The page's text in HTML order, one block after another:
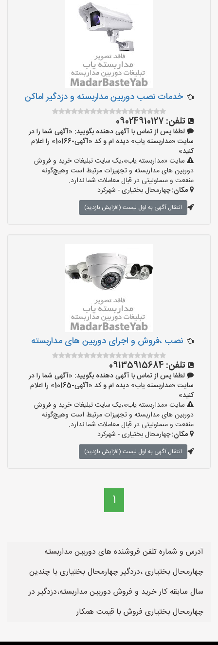
خدمات نصب دوربین مداربسته و دزدگیر اماکن
تلفن: 09024910127
لطفا پس از تماس با آگهی دهنده بگویید: «آگهی شما را در
سایت «مداربسته یاب» دیده ام و کد «آگهی-10166» را اعلام
کنید»
سایت «مداربسته یاب»،یک سایت تبلیغات خرید و فروش
دوربین های مداربسته و تجهیزات مرتبط است وهیچ‌گونه
منفعت و مسئولیتی در قبال معاملات شما ندارد.
مکان:چهارمحال بختیاری - شهرکرد
انتقال آگهی به اول لیست (افزایش بازدید)
نصب ،فروش و اجرای دوربین های مداربسته
تلفن: 09135915684
لطفا پس از تماس با آگهی دهنده بگویید: «آگهی شما را در
سایت «مداربسته یاب» دیده ام و کد «آگهی-10165» را اعلام
کنید»
سایت «مداربسته یاب»،یک سایت تبلیغات خرید و فروش
دوربین های مداربسته و تجهیزات مرتبط است وهیچ‌گونه
منفعت و مسئولیتی در قبال معاملات شما ندارد.
مکان:چهارمحال بختیاری - شهرکرد
انتقال آگهی به اول لیست (افزایش بازدید)
1
آدرس و شماره تلفن فروشنده های دوربین مداربسته
چهارمحال بختیاری ،دزدگیر چهارمحال بختیاری با چندین
سال سابقه کار خرید و فروش دوربین مداربسته،دزدگیر در
چهارمحال بختیاری فروش با قیمت همکار